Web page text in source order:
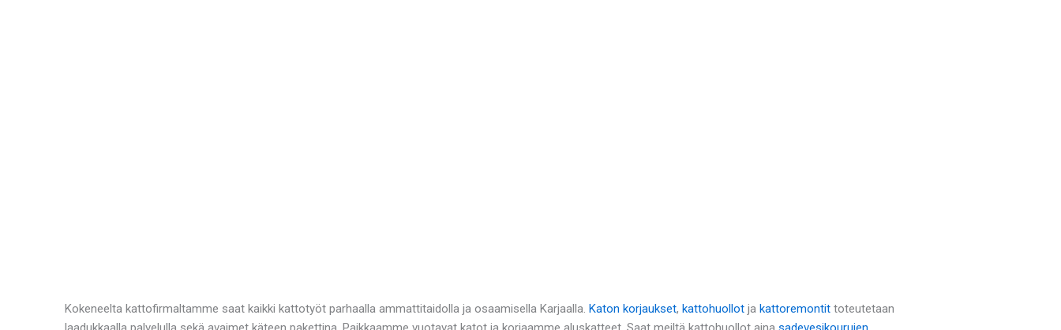
Kokeneelta kattofirmaltamme saat kaikki kattotyöt parhaalla ammattitaidolla ja osaamisella Karjaalla. Katon korjaukset, kattohuollot ja kattoremontit toteutetaan